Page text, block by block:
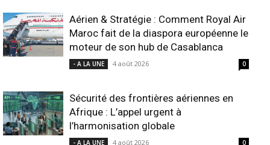
Aérien & Stratégie : Comment Royal Air
Maroc fait de la diaspora européenne le
moteur de son hub de Casablanca
- A LA UNE 4 août 2026 0
Sécurité des frontières aériennes en
Afrique : L’appel urgent à
l’harmonisation globale
- A LA UNE 4 août 2026 0